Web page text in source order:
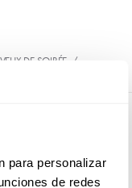
para personalizar
de redes
DE SOIRÉE
/